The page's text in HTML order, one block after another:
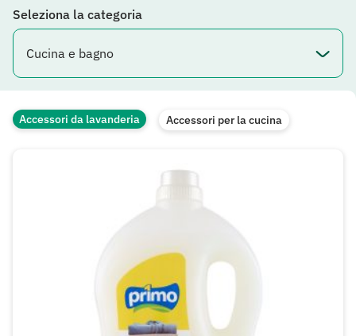
Seleziona la categoria
Accessori da lavanderia Accessori per la cucina